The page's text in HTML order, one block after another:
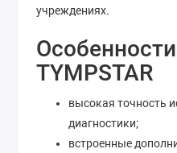
учреждениях.
TYMPSTAR
высокая точность
диагностики;
встроенные